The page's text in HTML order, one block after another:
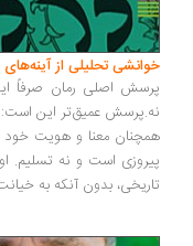
تحلیلی از آینه‌های دردار
اصلی رمان صرفاً این
عمیق‌تر این است:
معنا و هویت خود را حفظ
است و نه تسلیم. او
بدون آنکه به خیانت، گریز